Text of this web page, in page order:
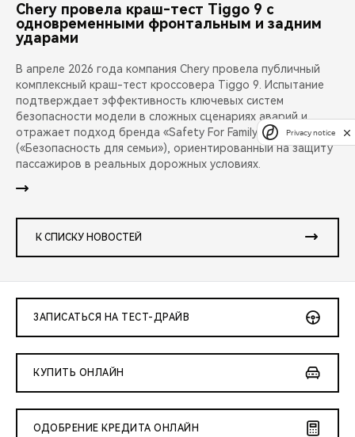
Chery провела краш-тест Tiggo 9 с
одновременными фронтальным и задним
ударами
В апреле 2026 года компания Chery провела публичный
комплексный краш-тест кроссовера Tiggo 9. Испытание
подтверждает эффективность ключевых систем
безопасности модели в сложных сценариях аварий и
отражает подход бренда «Safety For Family»
(«Безопасность для семьи»), ориентированный на защиту
пассажиров в реальных дорожных условиях.
К СПИСКУ НОВОСТЕЙ
ЗАПИСАТЬСЯ НА ТЕСТ-ДРАЙВ
КУПИТЬ ОНЛАЙН
ОДОБРЕНИЕ КРЕДИТА ОНЛАЙН
Privacy notice